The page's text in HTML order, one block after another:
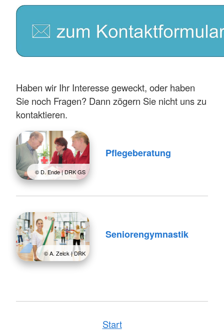
Haben wir Ihr Interesse geweckt, oder haben
Sie noch Fragen? Dann zögern Sie nicht uns zu
kontaktieren.
© D. Ende | DRK GS
Pflegeberatung
© A. Zelck | DRK
Seniorengymnastik
Start